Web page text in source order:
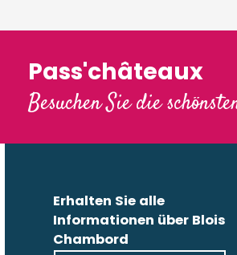
Pass'châteaux
Besuchen Sie die
Erhalten Sie alle
Informationen über Blois
Chambord